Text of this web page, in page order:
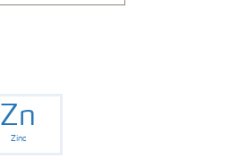
Zn
Zinc